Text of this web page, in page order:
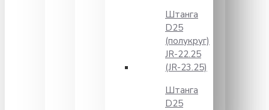
Штанга
D25
(полукруг)
JR-22.25
(JR-23.25)
Штанга
D25